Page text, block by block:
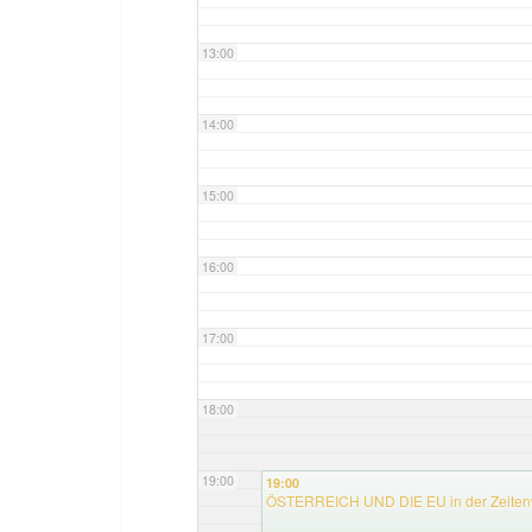
13:00
14:00
15:00
16:00
17:00
18:00
19:00 19:00
ÖSTERREICH UND DIE EU in der